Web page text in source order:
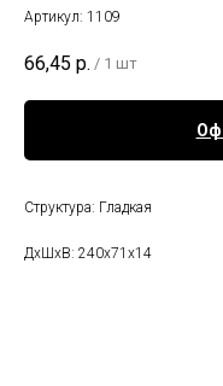
Артикул: 1109
66,45 р. / 1 шт
Структура: Гладкая
ДхШхВ: 240х71х14